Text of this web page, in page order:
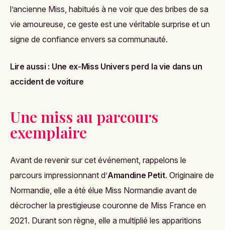
l’ancienne Miss, habitués à ne voir que des bribes de sa
vie amoureuse, ce geste est une véritable surprise et un
signe de confiance envers sa communauté.
Lire aussi : Une ex-Miss Univers perd la vie dans un
accident de voiture
Une miss au parcours
exemplaire
Avant de revenir sur cet événement, rappelons le
parcours impressionnant d’Amandine Petit. Originaire de
Normandie, elle a été élue Miss Normandie avant de
décrocher la prestigieuse couronne de Miss France en
2021. Durant son règne, elle a multiplié les apparitions